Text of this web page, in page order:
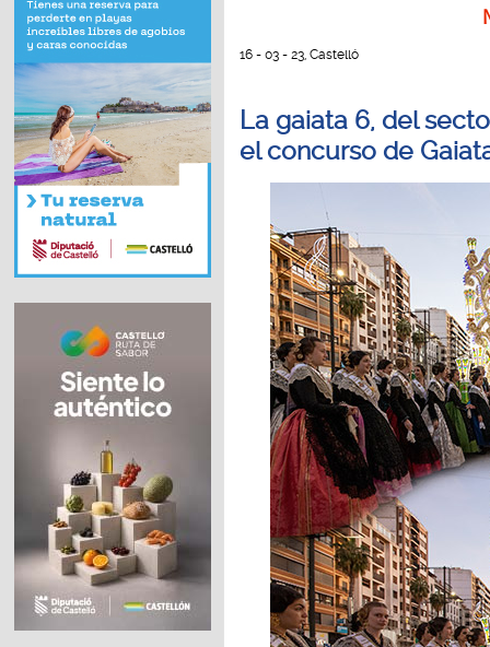
16 - 03 - 23, Castelló
La gaiata 6, del
el concurso de